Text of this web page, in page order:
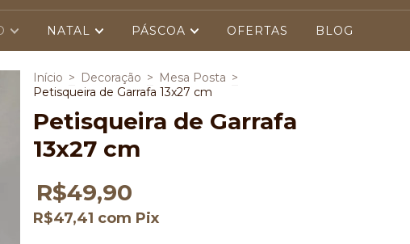
NATAL PÁSCOA OFERTAS BLOG
Início > Decoração > Mesa Posta >
Petisqueira de Garrafa 13x27 cm
Petisqueira de Garrafa
13x27 cm
R$49,90
R$47,41 com Pix